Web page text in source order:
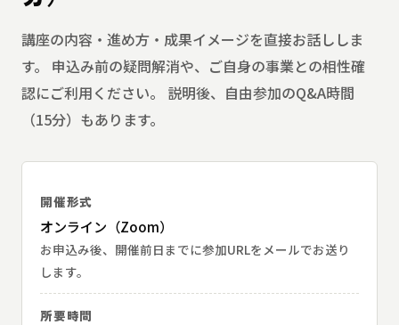
講座の内容・進め方・成果イメージを直接お話ししま
す。
申込み前の疑問解消や、ご自身の事業との相性確
認にご利用ください。
説明後、自由参加のQ&A時間
（15分）もあります。
開催形式
オンライン（Zoom）
お申込み後、開催前日までに参加URLをメールでお送り
します。
所要時間